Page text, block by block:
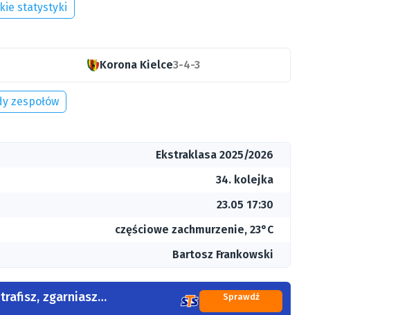
statystyki
Korona Kielce3-4-3
zespołów
Ekstraklasa 2025/2026
34. kolejka
23.05 17:30
częściowe zachmurzenie, 23°C
Bartosz Frankowski
zgarniasz
Sprawdź